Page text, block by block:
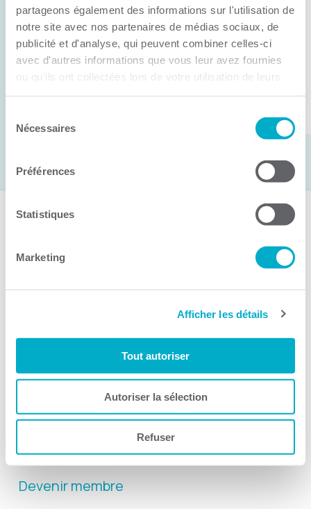
partageons également des informations sur l'utilisation de
notre site avec nos partenaires de médias sociaux, de
publicité et d'analyse, qui peuvent combiner celles-ci
avec d'autres informations que vous leur avez fournies
ou qu'ils ont collectées lors de votre utilisation de leurs
Nécessaires
Préférences
Statistiques
Marketing
Afficher les détails
Tout autoriser
Autoriser la sélection
Refuser
C’est lors de son assemblée générale annuelle
tenue hier que la Chambre de commerce et
d’industries de ...
Lire la suite
Suivez-nous
Activités
Gala Radisson
Solutions TI
Devenir membre